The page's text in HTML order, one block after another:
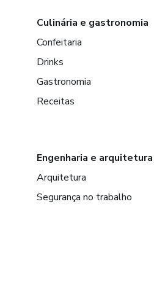
Culinária e gastronomia
Confeitaria
Drinks
Gastronomia
Receitas
Engenharia e arquitetura
Arquitetura
Segurança no trabalho